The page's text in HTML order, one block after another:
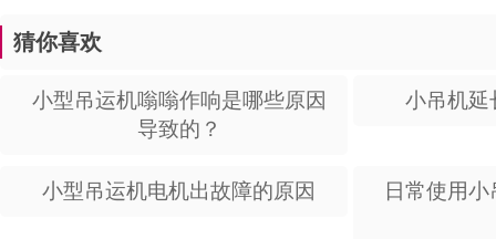
猜你喜欢
小型吊运机嗡嗡作响是哪些原因
导致的？
小吊机延
小型吊运机电机出故障的原因 日常使用